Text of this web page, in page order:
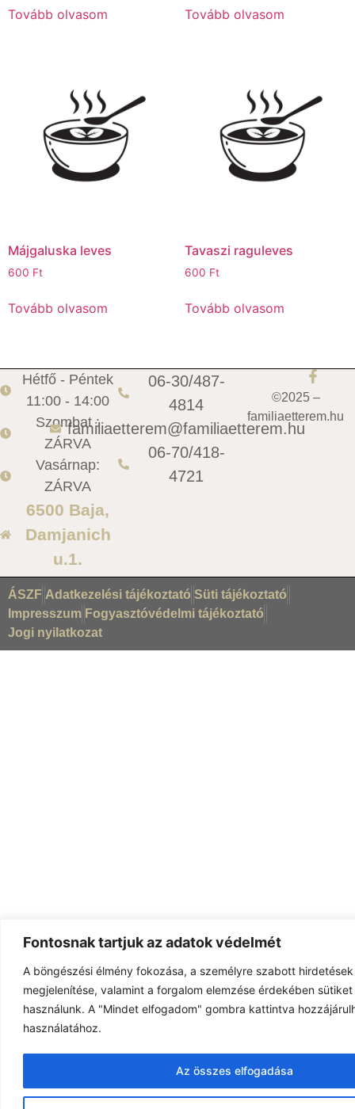
Fontosnak tartjuk az adatok védelmét
A böngészési élmény fokozása, a személyre szabott
megjelenítése, valamint a forgalom elemzése érdekében
használunk. A "Mindet elfogadom" gombra kattintva
használatához.
Az összes elfogadása
Tovább olvasom Tovább olvasom
Májgaluska leves
600 Ft
Tovább olvasom
Tavaszi raguleves
600 Ft
Tovább olvasom
Hétfő - Péntek
11:00 - 14:00
Szombat :
ZÁRVA
Vasárnap:
ZÁRVA
6500 Baja,
Damjanich
u.1.
06-30/487-
4814
familiaetterem@familiaetterem.hu
06-70/418-
4721
©2025 –
familiaetterem.hu
ÁSZF Adatkezelési tájékoztató Süti tájékoztató
Impresszum Fogyasztóvédelmi tájékoztató
Jogi nyilatkozat